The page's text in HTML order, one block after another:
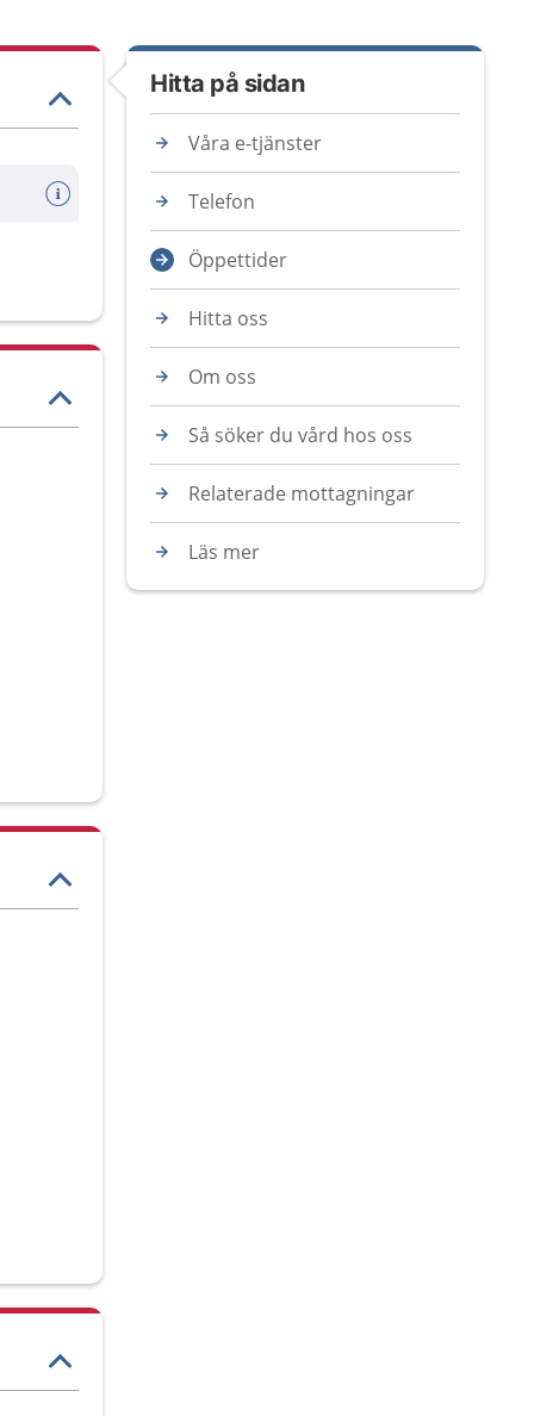
Hitta på sidan
Våra e-tjänster
Telefon
Öppettider
Hitta oss
Om oss
Så söker du vård hos oss
Relaterade mottagningar
Läs mer